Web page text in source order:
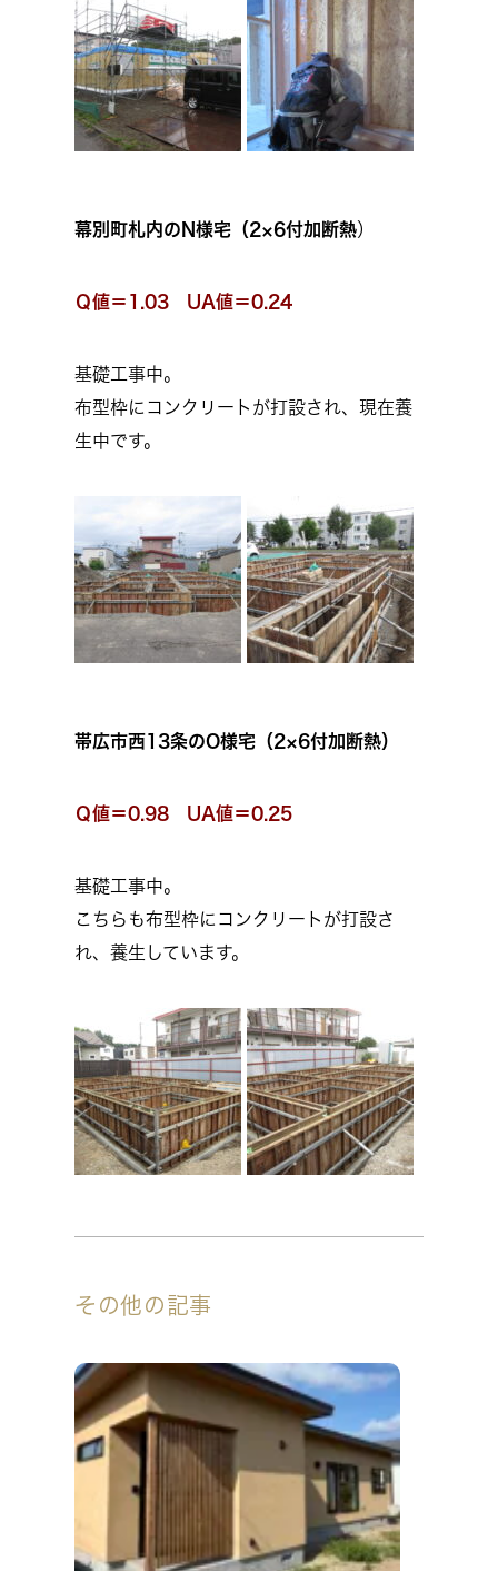
幕別町札内のN様宅（2×6付加断熱）
Ｑ値＝1.03 UA値＝0.24
基礎工事中。
布型枠にコンクリートが打設され、現在養
生中です。
帯広市西13条のO様宅（2×6付加断熱）
Ｑ値＝0.98 UA値＝0.25
基礎工事中。
こちらも布型枠にコンクリートが打設さ
れ、養生しています。
その他の記事